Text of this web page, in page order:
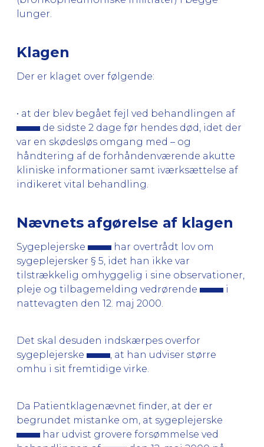
lunger.
Klagen
Der er klaget over følgende:
• at der blev begået fejl ved behandlingen af
de sidste 2 dage før hendes død, idet der
var en skødesløs omgang med – og
håndtering af de forhåndenværende akutte
kliniske informationer samt iværksættelse af
indikeret vital behandling.
Nævnets afgørelse af klagen
Sygeplejerske
har overtrådt lov om
sygeplejersker § 5, idet han ikke var
tilstrækkelig omhyggelig i sine observationer,
pleje og tilbagemelding vedrørende
i
nattevagten den 12. maj 2000.
Det skal desuden indskærpes overfor
sygeplejerske
, at han udviser større
omhu i sit fremtidige virke.
Da Patientklagenævnet finder, at der er
begrundet mistanke om, at sygeplejerske
har udvist grovere forsømmelse ved